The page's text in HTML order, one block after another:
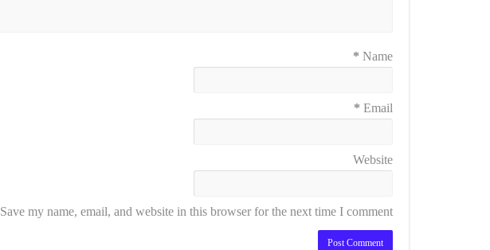
Name
*
Email
*
Website
Save my name, email, and website in this browser for the next time I comment.